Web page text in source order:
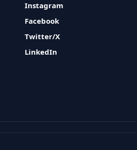
Instagram
Facebook
Twitter/X
LinkedIn